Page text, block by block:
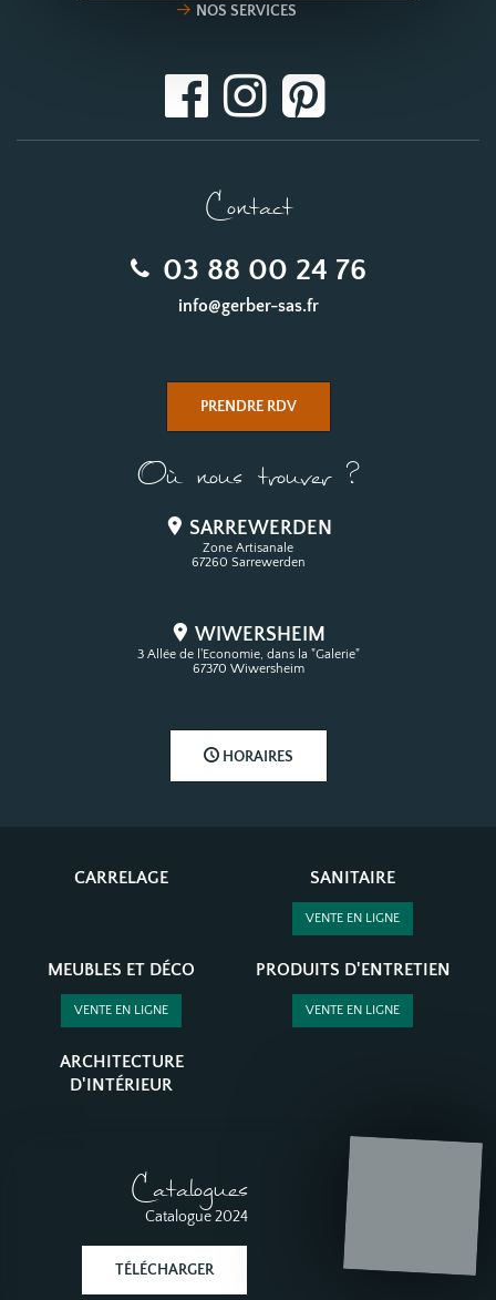
NOS SERVICES
Contact
03 88 00 24 76
info@gerber-sas.fr
PRENDRE RDV
Où nous trouver ?
SARREWERDEN
Zone Artisanale
67260 Sarrewerden
WIWERSHEIM
3 Allée de l'Economie, dans la "Galerie"
67370 Wiwersheim
HORAIRES
CARRELAGE SANITAIRE
VENTE EN LIGNE
MEUBLES ET DÉCO
VENTE EN LIGNE
PRODUITS D'ENTRETIEN
VENTE EN LIGNE
ARCHITECTURE
D'INTÉRIEUR
Catalogues
Catalogue 2024
TÉLÉCHARGER